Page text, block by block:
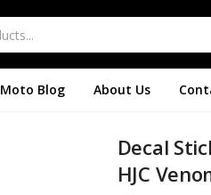
Moto Blog About Us
Decal
HJC